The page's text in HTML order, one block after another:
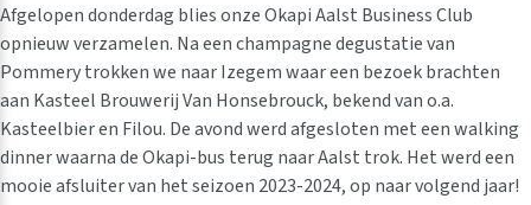
Afgelopen donderdag blies onze Okapi Aalst Business Club
opnieuw verzamelen. Na een champagne degustatie van
Pommery trokken we naar Izegem waar een bezoek brachten
aan Kasteel Brouwerij Van Honsebrouck, bekend van o.a.
Kasteelbier en Filou. De avond werd afgesloten met een walking
dinner waarna de Okapi-bus terug naar Aalst trok. Het werd een
mooie afsluiter van het seizoen 2023-2024, op naar volgend jaar!